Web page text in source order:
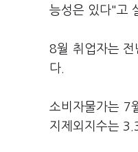
능성은 있다"고
8월 취업자는
다.
소비자물가는 7
지제외지수는